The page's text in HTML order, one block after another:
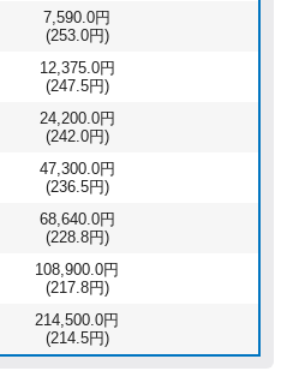
7,590.0円
(253.0円)
12,375.0円
(247.5円)
24,200.0円
(242.0円)
47,300.0円
(236.5円)
68,640.0円
(228.8円)
108,900.0円
(217.8円)
214,500.0円
(214.5円)